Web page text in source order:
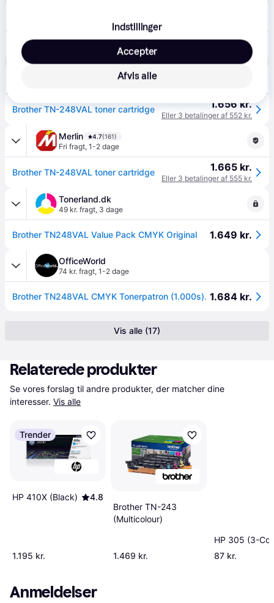
1-2 dage
Brother TN-248VAL toner cartridge 1.618 kr.
4.8(1280)
Brother TN-248VAL toner cartridge 1.656 kr.
Eller 3 betalinger af 552 kr.
Merlin 4.7(161)
Fri fragt, 1-2 dage
Brother TN-248VAL toner cartridge 1.665 kr.
Eller 3 betalinger af 555 kr.
Tonerland.dk
49 kr. fragt, 3 dage
Brother TN248VAL Value Pack CMYK Original 1.649 kr.
OfficeWorld
74 kr. fragt, 1-2 dage
Brother TN248VAL CMYK Tonerpatron (1.000s). 1.684 kr.
Vis alle (17)
Relaterede produkter
Se vores forslag til andre produkter, der matcher dine
interesser. Vis alle
Trender
HP 410X (Black) 4.8
1.195 kr.
Brother TN-243
(Multicolour)
1.469 kr.
HP 305 (3-
87 kr.
Anmeldelser
Indstillinger
Afvis alle
Accepter